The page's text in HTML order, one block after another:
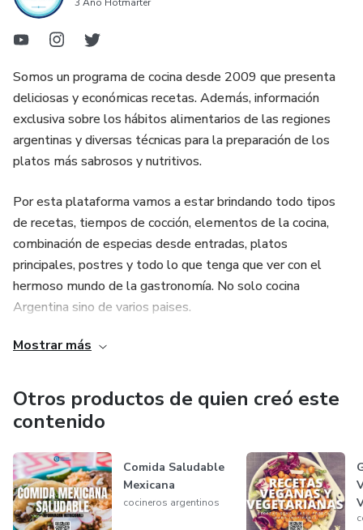
Somos un programa de cocina desde 2009 que presenta
deliciosas y económicas recetas. Además, información
exclusiva sobre los hábitos alimentarios de las regiones
argentinas y diversas técnicas para la preparación de los
platos más sabrosos y nutritivos.
Por esta plataforma vamos a estar brindando todo tipos
de recetas, tiempos de cocción, elementos de la cocina,
combinación de especias desde entradas, platos
principales, postres y todo lo que tenga que ver con el
hermoso mundo de la gastronomía. No solo cocina
Argentina sino de varios paises.
Gracias y esperamos que les guste!!
Mostrar más
Otros productos de quien creó este
contenido
Comida Saludable
Mexicana
cocineros argentinos